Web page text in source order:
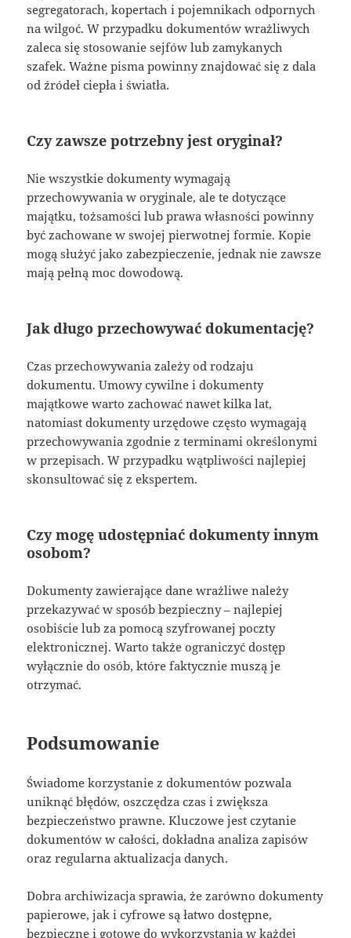
segregatorach, kopertach i pojemnikach odpornych
na wilgoć. W przypadku dokumentów wrażliwych
zaleca się stosowanie sejfów lub zamykanych
szafek. Ważne pisma powinny znajdować się z dala
od źródeł ciepła i światła.
Czy zawsze potrzebny jest oryginał?
Nie wszystkie dokumenty wymagają
przechowywania w oryginale, ale te dotyczące
majątku, tożsamości lub prawa własności powinny
być zachowane w swojej pierwotnej formie. Kopie
mogą służyć jako zabezpieczenie, jednak nie zawsze
mają pełną moc dowodową.
Jak długo przechowywać dokumentację?
Czas przechowywania zależy od rodzaju
dokumentu. Umowy cywilne i dokumenty
majątkowe warto zachować nawet kilka lat,
natomiast dokumenty urzędowe często wymagają
przechowywania zgodnie z terminami określonymi
w przepisach. W przypadku wątpliwości najlepiej
skonsultować się z ekspertem.
Czy mogę udostępniać dokumenty innym
osobom?
Dokumenty zawierające dane wrażliwe należy
przekazywać w sposób bezpieczny – najlepiej
osobiście lub za pomocą szyfrowanej poczty
elektronicznej. Warto także ograniczyć dostęp
wyłącznie do osób, które faktycznie muszą je
otrzymać.
Podsumowanie
Świadome korzystanie z dokumentów pozwala
uniknąć błędów, oszczędza czas i zwiększa
bezpieczeństwo prawne. Kluczowe jest czytanie
dokumentów w całości, dokładna analiza zapisów
oraz regularna aktualizacja danych.
Dobra archiwizacja sprawia, że zarówno dokumenty
papierowe, jak i cyfrowe są łatwo dostępne,
bezpieczne i gotowe do wykorzystania w każdej